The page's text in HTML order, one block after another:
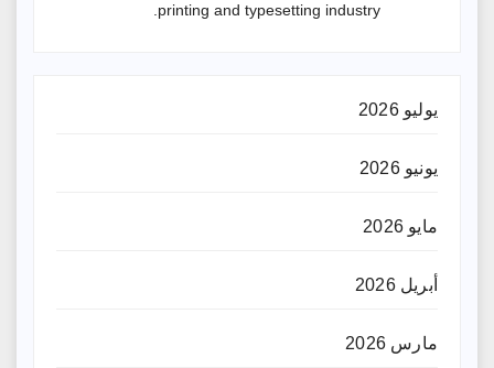
printing and typesetting industry.
يوليو 2026
يونيو 2026
مايو 2026
أبريل 2026
مارس 2026